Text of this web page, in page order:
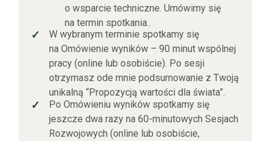
o wsparcie techniczne. Umówimy się
na termin spotkania..
✓
W wybranym terminie spotkamy się
na Omówienie wyników – 90 minut wspólnej
pracy (online lub osobiście). Po sesji
otrzymasz ode mnie podsumowanie z Twoją
unikalną “Propozycją wartości dla świata”.
✓
Po Omówieniu wyników spotkamy się
jeszcze dwa razy na 60-minutowych Sesjach
Rozwojowych (online lub osobiście,